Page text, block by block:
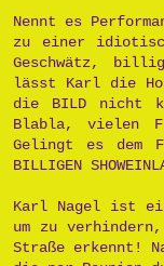
Nennt es
zu einer
Geschwätz,
lässt Karl die
die BILD nicht
Blabla, vielen
Gelingt es dem
BILLIGEN
Karl Nagel ist
um zu
Straße erkennt!